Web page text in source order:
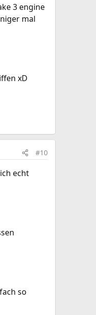
3 engine
mal
xD
#10
echt
so